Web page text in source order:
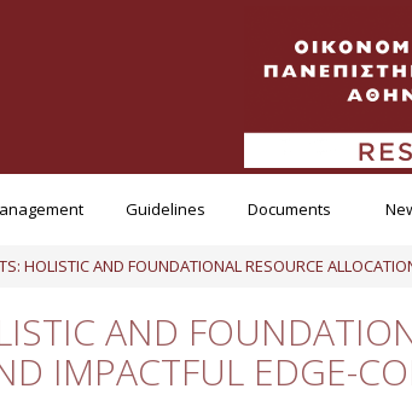
Guidelines Documents
HOLISTIC AND FOUNDATIONAL RESOURCE
AND
IMPACTFUL EDGE-